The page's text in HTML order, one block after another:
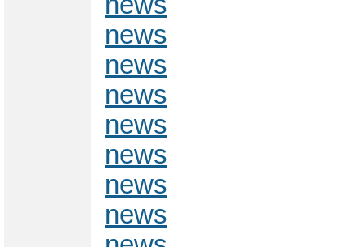
news
news
news
news
news
news
news